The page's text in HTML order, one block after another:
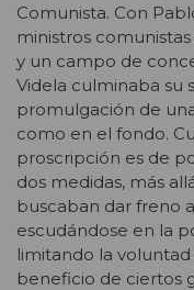
Comunista. Con
ministros
y un campo de
Videla culminaba su
promulgación de
como en el fondo.
proscripción es de
dos medidas, más
buscaban dar freno
escudándose en la
limitando la
beneficio de ciertos